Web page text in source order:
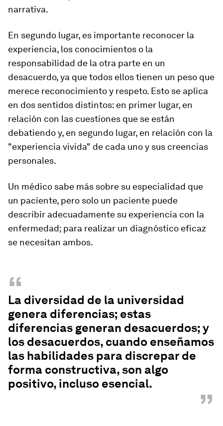
narrativa.
En segundo lugar, es importante reconocer la
experiencia, los conocimientos o la
responsabilidad de la otra parte en un
desacuerdo, ya que todos ellos tienen un peso que
merece reconocimiento y respeto. Esto se aplica
en dos sentidos distintos: en primer lugar, en
relación con las cuestiones que se están
debatiendo y, en segundo lugar, en relación con la
"experiencia vivida" de cada uno y sus creencias
personales.
Un médico sabe más sobre su especialidad que
un paciente, pero solo un paciente puede
describir adecuadamente su experiencia con la
enfermedad; para realizar un diagnóstico eficaz
se necesitan ambos.
“
La diversidad de la universidad
genera diferencias; estas
diferencias generan desacuerdos; y
los desacuerdos, cuando enseñamos
las habilidades para discrepar de
forma constructiva, son algo
positivo, incluso esencial.
”